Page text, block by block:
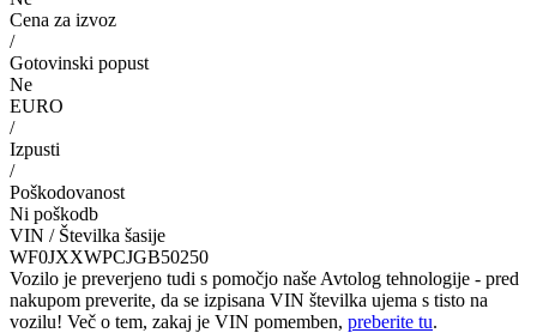
Cena za izvoz
/
Gotovinski popust
Ne
EURO
/
Izpusti
/
Poškodovanost
Ni poškodb
VIN / Številka šasije
WF0JXXWPCJGB50250
Vozilo je preverjeno tudi s pomočjo naše Avtolog tehnologije - pred
nakupom preverite, da se izpisana VIN številka ujema s tisto na
vozilu! Več o tem, zakaj je VIN pomemben, preberite tu.